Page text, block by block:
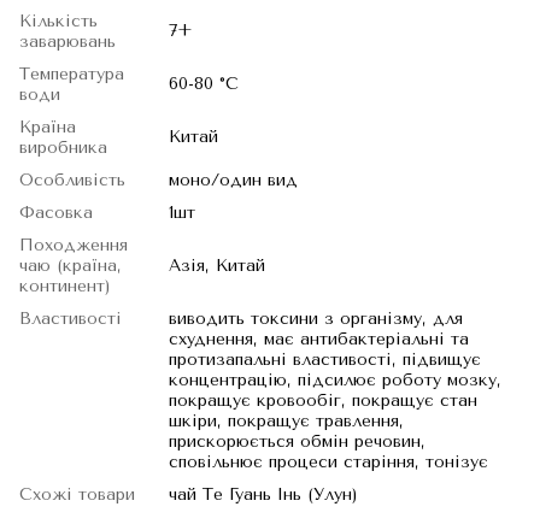
Кількість
заварювань
7+
Температура
води
60-80 °C
Країна
виробника
Китай
Особливість
моно/один вид
Фасовка
1шт
Походження
чаю (країна,
континент)
Азія, Китай
Властивості
виводить токсини з організму, для
схуднення, має антибактеріальні та
протизапальні властивості, підвищує
концентрацію, підсилює роботу мозку,
покращує кровообіг, покращує стан
шкіри, покращує травлення,
прискорюється обмін речовин,
сповільнює процеси старіння, тонізує
Схожі товари
чай Те Гуань Інь (Улун)